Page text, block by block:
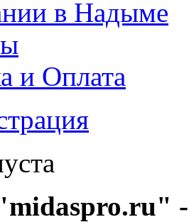
в Надыме
и Оплата
-